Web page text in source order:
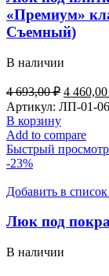
«Премиум»
Съемный)
В наличии
4 693,00₽ 4 460,00
Артикул: ЛП-01-
В корзину
Add to compare
Быстрый просмотр
-23%
Добавить в
Люк под
В наличии